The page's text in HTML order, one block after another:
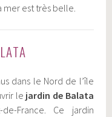
mer est très belle.
dans le Nord de l’île
le jardin de Balata
France. Ce jardin